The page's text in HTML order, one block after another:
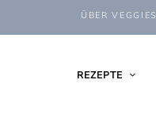
ÜBER VEGGIES
REZEPTE